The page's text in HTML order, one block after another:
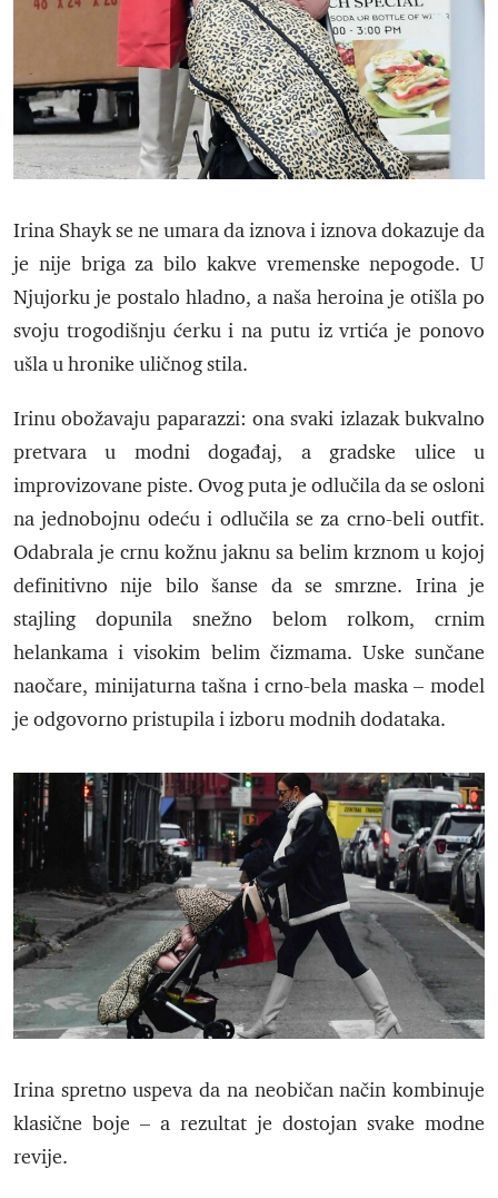
Irina Shayk se ne umara da iznova i iznova dokazuje da
je nije briga za bilo kakve vremenske nepogode. U
Njujorku je postalo hladno, a naša heroina je otišla po
svoju trogodišnju ćerku i na putu iz vrtića je ponovo
ušla u hronike uličnog stila.
Irinu obožavaju paparazzi: ona svaki izlazak bukvalno
pretvara u modni događaj, a gradske ulice u
improvizovane piste. Ovog puta je odlučila da se osloni
na jednobojnu odeću i odlučila se za crno-beli outfit.
Odabrala je crnu kožnu jaknu sa belim krznom u kojoj
definitivno nije bilo šanse da se smrzne. Irina je
stajling dopunila snežno belom rolkom, crnim
helankama i visokim belim čizmama. Uske sunčane
naočare, minijaturna tašna i crno-bela maska – model
je odgovorno pristupila i izboru modnih dodataka.
Irina spretno uspeva da na neobičan način kombinuje
klasične boje – a rezultat je dostojan svake modne
revije.